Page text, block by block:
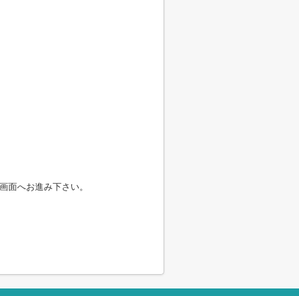
面へお進み下さい。